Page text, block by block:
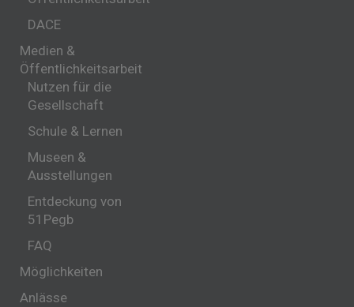
DACE
Medien &
Öffentlichkeitsarbeit
Nutzen für die
Gesellschaft
Schule & Lernen
Museen &
Ausstellungen
Entdeckung von
51Pegb
FAQ
Möglichkeiten
Anlässe